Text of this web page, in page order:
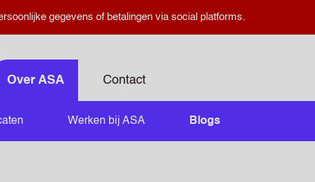
gegevens of betalingen via social platforms.
Over ASA Contact
Werken bij ASA Blogs